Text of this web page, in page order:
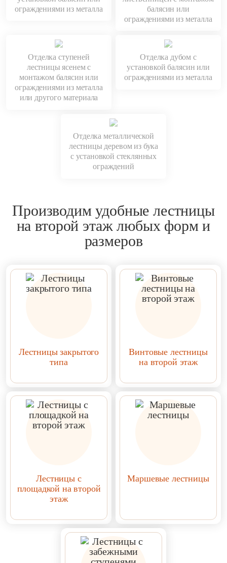
ограждениями из металла
балясин или
ограждениями из металла
Отделка ступеней
лестницы ясенем с
монтажом балясин или
ограждениями из металла
или другого материала
Отделка дубом с
установкой балясин или
ограждениями из металла
Отделка металлической
лестницы деревом из бука
с установкой стеклянных
ограждений
Производим удобные лестницы
на второй этаж любых форм и
размеров
Лестницы закрытого
типа
Винтовые лестницы
на второй этаж
Лестницы с
площадкой на второй
этаж
Маршевые лестницы